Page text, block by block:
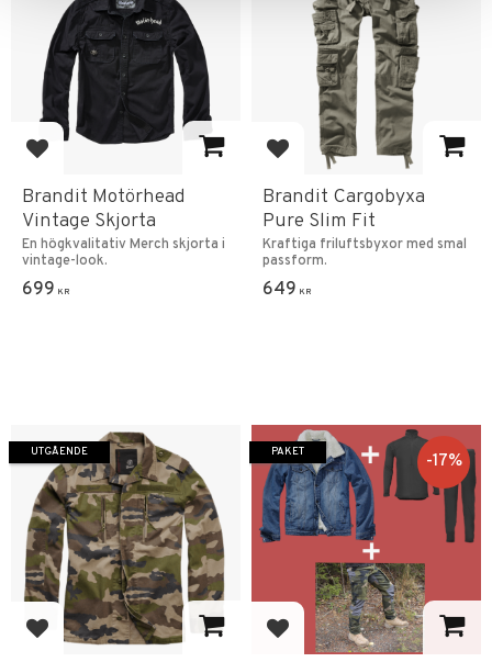
Lägg till i favoriter
Brandit Motörhead
Vintage Skjorta
En högkvalitativ Merch skjorta i
vintage-look.
699 KR
Lägg till i favoriter
Brandit Cargobyxa
Pure Slim Fit
Kraftiga friluftsbyxor med smal
passform.
649 KR
Lägg till i favoriter
UTGÅENDE
Lägg till i favoriter
17%
PAKET